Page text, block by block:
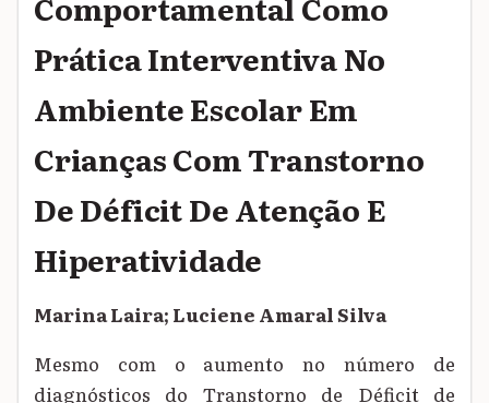
Prática Interventiva No
Ambiente Escolar Em
Crianças Com Transtorno
De Déficit De Atenção E
Hiperatividade
Marina Laira; Luciene Amaral Silva
Mesmo com o aumento no número de
diagnósticos do Transtorno de Déficit de